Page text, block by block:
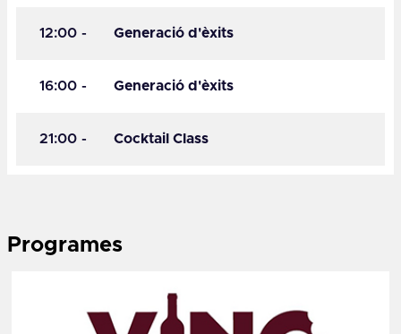
12:00 - Generació d'èxits
16:00 - Generació d'èxits
21:00 - Cocktail Class
Programes